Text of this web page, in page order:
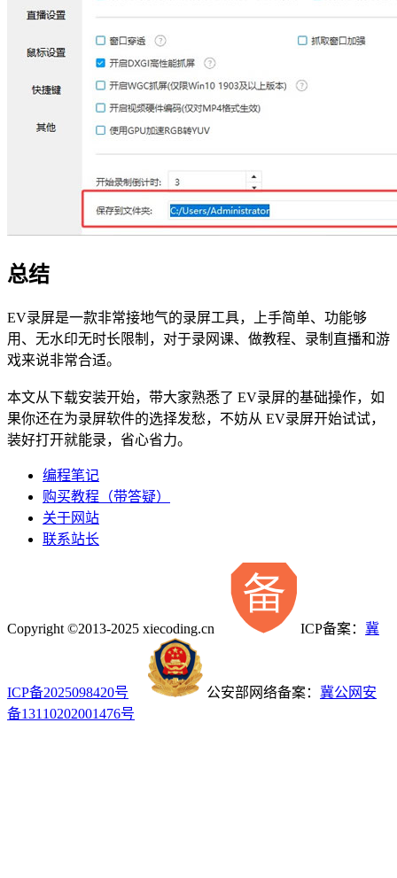
总结
EV录屏是一款非常接地气的录屏工具，上手简单、功能够
用、无水印无时长限制，对于录网课、做教程、录制直播和游
戏来说非常合适。
本文从下载安装开始，带大家熟悉了 EV录屏的基础操作，如
果你还在为录屏软件的选择发愁，不妨从 EV录屏开始试试，
装好打开就能录，省心省力。
编程笔记
购买教程（带答疑）
关于网站
联系站长
Copyright ©2013-2025 xiecoding.cn ICP备案： 冀
ICP备2025098420号 公安部网络备案： 冀公网安
备13110202001476号